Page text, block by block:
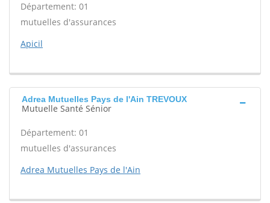
Département: 01
mutuelles d'assurances
Apicil
Adrea Mutuelles Pays de l'Ain TREVOUX
Mutuelle Santé Sénior
Département: 01
mutuelles d'assurances
Adrea Mutuelles Pays de l'Ain